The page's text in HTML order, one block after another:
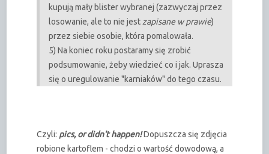
kupują mały blister wybranej (zazwyczaj przez
losowanie, ale to nie jest zapisane w prawie)
przez siebie osobie, która pomalowała.
5) Na koniec roku postaramy się zrobić
podsumowanie, żeby wiedzieć co i jak. Uprasza
się o uregulowanie "karniaków" do tego czasu.
Czyli: pics, or didn't happen!Dopuszcza się zdjęcia
robione kartoflem - chodzi o wartość dowodową, a